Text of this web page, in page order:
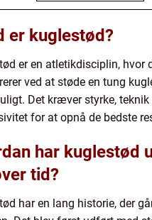
er kuglestød?
er en atletikdisciplin, hvor
ved at støde en tung
Det kræver styrke, teknik
for at opnå de bedste
har kuglestød
tid?
har en lang historie, der